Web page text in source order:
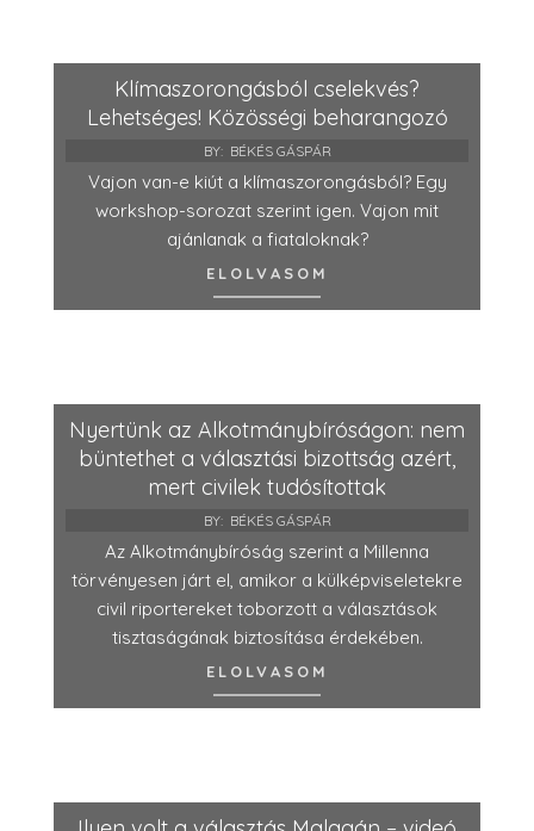
Klímaszorongásból cselekvés?
Lehetséges! Közösségi beharangozó
BY: BÉKÉS GÁSPÁR
Vajon van-e kiút a klímaszorongásból? Egy
workshop-sorozat szerint igen. Vajon mit
ajánlanak a fiataloknak?
ELOLVASOM
Nyertünk az Alkotmánybíróságon: nem
büntethet a választási bizottság azért,
mert civilek tudósítottak
BY: BÉKÉS GÁSPÁR
Az Alkotmánybíróság szerint a Millenna
törvényesen járt el, amikor a külképviseletekre
civil riportereket toborzott a választások
tisztaságának biztosítása érdekében.
ELOLVASOM